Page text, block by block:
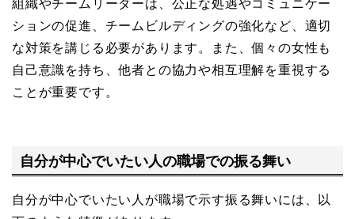
組織やチームリーダーは、公正な処遇やコミュニケー
ションの促進、チームビルディングの強化など、適切
な対策を講じる必要があります。また、個々の女性も
自己意識を持ち、他者との協力や相互理解を重視する
ことが重要です。
自分が中心でいたい人の職場での振る舞い
自分が中心でいたい人が職場で示す振る舞いには、以